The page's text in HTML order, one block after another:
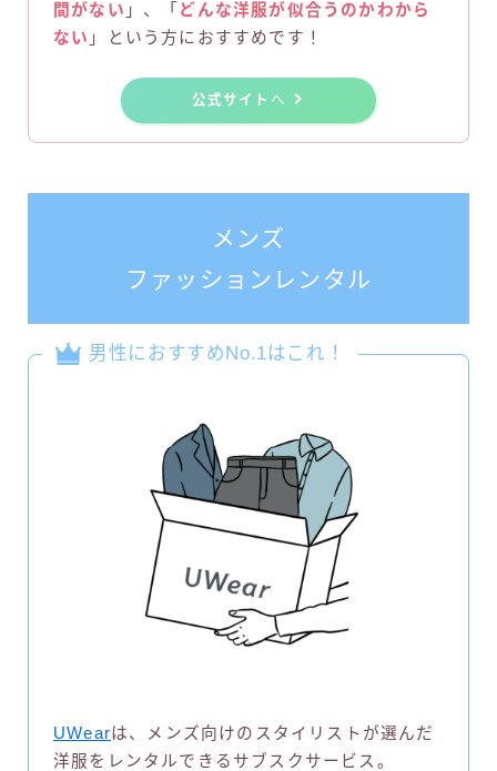
間がない 」、「 どんな洋服が似合うのかわから
ない 」という方におすすめです！
公式サイト へ
メンズ
ファッションレンタル
男性におすすめNo.1はこれ！
UWearは、メンズ向けのスタイリストが選んだ
洋服をレンタルできるサブスクサービス。